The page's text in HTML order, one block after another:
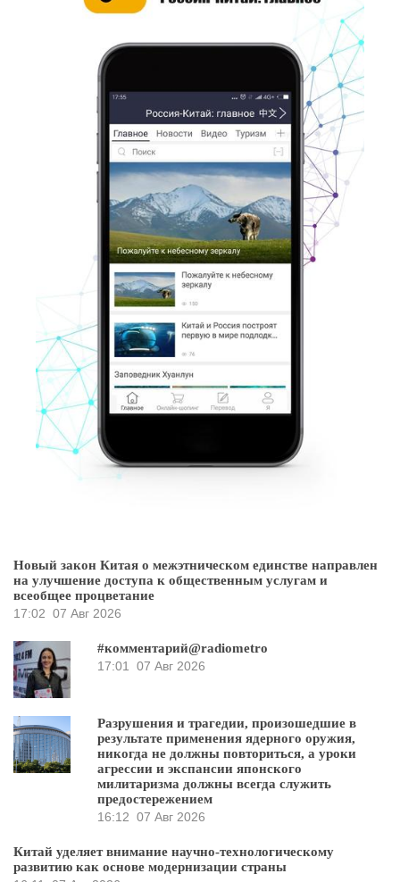
Новый закон Китая о межэтническом единстве направлен
на улучшение доступа к общественным услугам и
всеобщее процветание
17:02 07 Авг 2026
#комментарий@radiometro
17:01 07 Авг 2026
Разрушения и трагедии, произошедшие в
результате применения ядерного оружия,
никогда не должны повториться, а уроки
агрессии и экспансии японского
милитаризма должны всегда служить
предостережением
16:12 07 Авг 2026
Китай уделяет внимание научно-технологическому
развитию как основе модернизации страны